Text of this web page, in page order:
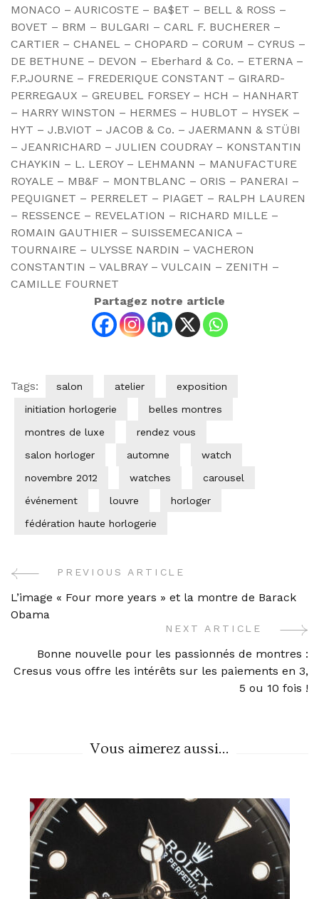
MONACO – AURICOSTE – BA$ET – BELL & ROSS –
BOVET – BRM – BULGARI – CARL F. BUCHERER –
CARTIER – CHANEL – CHOPARD – CORUM – CYRUS –
DE BETHUNE – DEVON – Eberhard & Co. – ETERNA –
F.P.JOURNE – FREDERIQUE CONSTANT – GIRARD-
PERREGAUX – GREUBEL FORSEY – HCH – HANHART
– HARRY WINSTON – HERMES – HUBLOT – HYSEK –
HYT – J.B.VIOT – JACOB & Co. – JAERMANN & STÜBI
– JEANRICHARD – JULIEN COUDRAY – KONSTANTIN
CHAYKIN – L. LEROY – LEHMANN – MANUFACTURE
ROYALE – MB&F – MONTBLANC – ORIS – PANERAI –
PEQUIGNET – PERRELET – PIAGET – RALPH LAUREN
– RESSENCE – REVELATION – RICHARD MILLE –
ROMAIN GAUTHIER – SUISSEMECANICA –
TOURNAIRE – ULYSSE NARDIN – VACHERON
CONSTANTIN – VALBRAY – VULCAIN – ZENITH –
CAMILLE FOURNET
Partagez notre article
Tags: salon atelier
exposition
initiation horlogerie
belles montres
montres de luxe
rendez vous
salon horloger
automne
watch
novembre 2012
watches
carousel
événement
louvre
horloger
fédération haute horlogerie
Post
Navigation
PREVIOUS ARTICLE
L’image « Four more years » et la montre de Barack
Obama
NEXT ARTICLE
Bonne nouvelle pour les passionnés de montres :
Cresus vous offre les intérêts sur les paiements en 3,
5 ou 10 fois !
Vous aimerez aussi...